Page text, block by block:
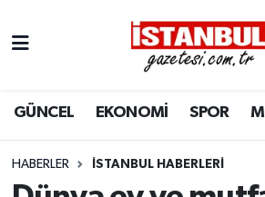
GÜNCEL EKONOMİ SPOR
HABERLER İSTANBUL HABERLERI
EKONOMİ
İSTANBUL
Nöbetçi Eczaneler
Hava Durumu
Trafik Durumu